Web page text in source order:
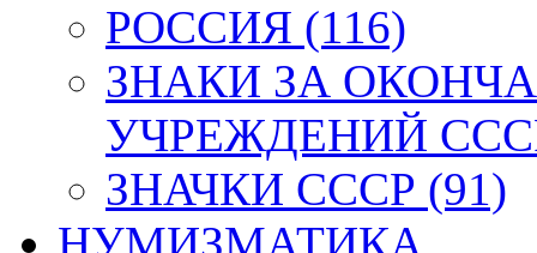
РОССИЯ (116)
ЗНАКИ ЗА
УЧРЕЖДЕНИЙ
ЗНАЧКИ СССР (91)